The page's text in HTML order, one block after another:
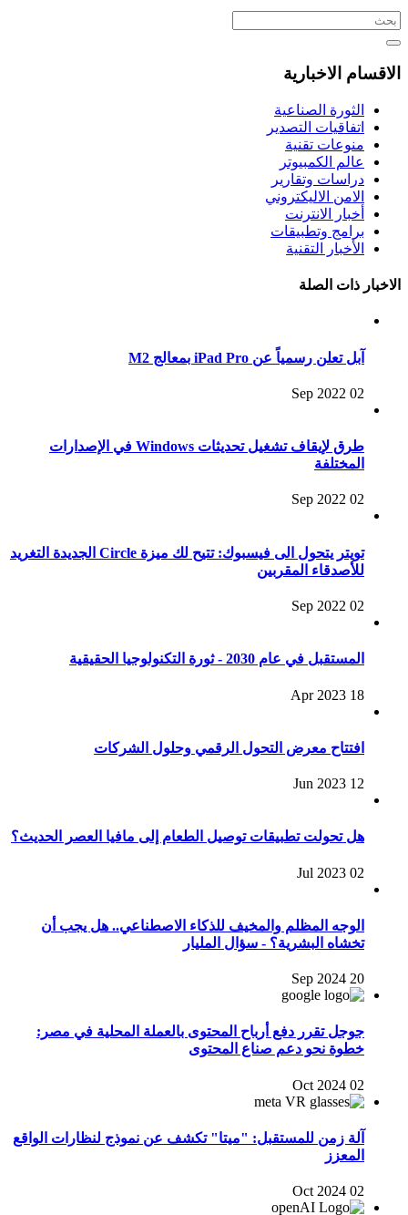
الاقسام الاخبارية
الثورة الصناعية
اتفاقيات التصدير
منوعات تقنية
عالم الكمبيوتر
دراسات وتقارير
الامن الاليكتروني
أخبار الانترنت
برامج وتطبيقات
الأخبار التقنية
الاخبار ذات الصلة
آبل تعلن رسمياً عن iPad Pro بمعالج M2
02 Sep 2022
طرق لإيقاف تشغيل تحديثات Windows في الإصدارات
المختلفة
02 Sep 2022
تويتر يتحول الى فيسبوك: تتيح لك ميزة Circle الجديدة التغريد
للأصدقاء المقربين
02 Sep 2022
المستقبل في عام 2030 - ثورة التكنولوجيا الحقيقية
18 Apr 2023
افتتاح معرض التحول الرقمي وحلول الشركات
12 Jun 2023
هل تحولت تطبيقات توصيل الطعام إلى مافيا العصر الحديث؟
02 Jul 2023
الوجه المظلم والمخيف للذكاء الاصطناعي.. هل يجب أن
تخشاه البشرية؟ - سؤال المليار
20 Sep 2024
جوجل تقرر دفع أرباح المحتوى بالعملة المحلية في مصر:
خطوة نحو دعم صناع المحتوى
02 Oct 2024
آلة زمن للمستقبل: "ميتا" تكشف عن نموذج لنظارات الواقع
المعزز
02 Oct 2024